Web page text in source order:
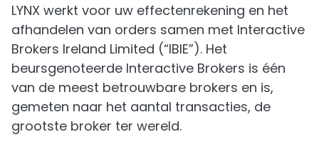
LYNX werkt voor uw effectenrekening en het
afhandelen van orders samen met Interactive
Brokers Ireland Limited (“IBIE”). Het
beursgenoteerde Interactive Brokers is één
van de meest betrouwbare brokers en is,
gemeten naar het aantal transacties, de
grootste broker ter wereld.